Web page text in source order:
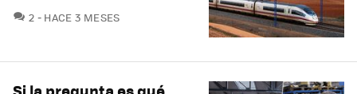
2 COMENTARIOS
HACE 3 MESES